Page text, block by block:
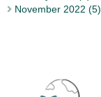
November 2022 (5)